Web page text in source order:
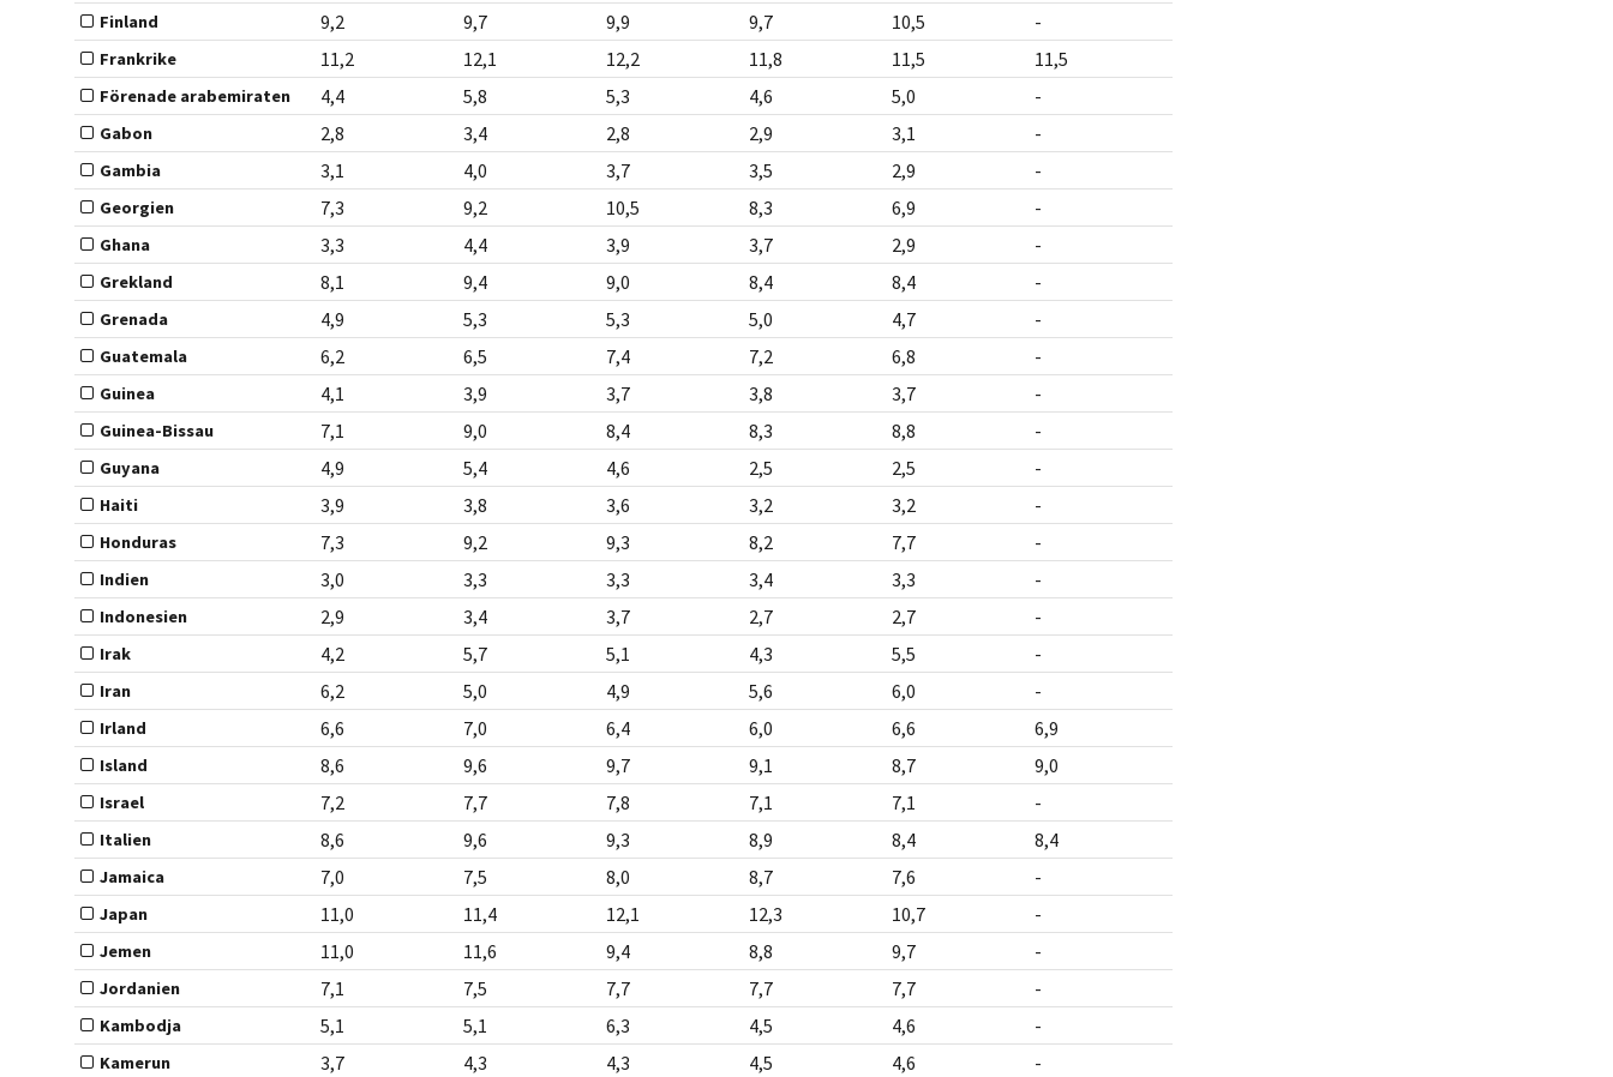
Finland 9,2 9,7 9,9 9,7 10,5 -
Frankrike 11,2 12,1 12,2 11,8 11,5 11,5
Förenade arabemiraten 4,4 5,8 5,3 4,6 5,0 -
Gabon 2,8 3,4 2,8 2,9 3,1 -
Gambia 3,1 4,0 3,7 3,5 2,9 -
Georgien 7,3 9,2 10,5 8,3 6,9 -
Ghana 3,3 4,4 3,9 3,7 2,9 -
Grekland 8,1 9,4 9,0 8,4 8,4 -
Grenada 4,9 5,3 5,3 5,0 4,7 -
Guatemala 6,2 6,5 7,4 7,2 6,8 -
Guinea 4,1 3,9 3,7 3,8 3,7 -
Guinea-Bissau 7,1 9,0 8,4 8,3 8,8 -
Guyana 4,9 5,4 4,6 2,5 2,5 -
Haiti 3,9 3,8 3,6 3,2 3,2 -
Honduras 7,3 9,2 9,3 8,2 7,7 -
Indien 3,0 3,3 3,3 3,4 3,3 -
Indonesien 2,9 3,4 3,7 2,7 2,7 -
Irak 4,2 5,7 5,1 4,3 5,5 -
Iran 6,2 5,0 4,9 5,6 6,0 -
Irland 6,6 7,0 6,4 6,0 6,6 6,9
Island 8,6 9,6 9,7 9,1 8,7 9,0
Israel 7,2 7,7 7,8 7,1 7,1 -
Italien 8,6 9,6 9,3 8,9 8,4 8,4
Jamaica 7,0 7,5 8,0 8,7 7,6 -
Japan 11,0 11,4 12,1 12,3 10,7 -
Jemen 11,0 11,6 9,4 8,8 9,7 -
Jordanien 7,1 7,5 7,7 7,7 7,7 -
Kambodja 5,1 5,1 6,3 4,5 4,6 -
Kamerun 3,7 4,3 4,3 4,5 4,6 -